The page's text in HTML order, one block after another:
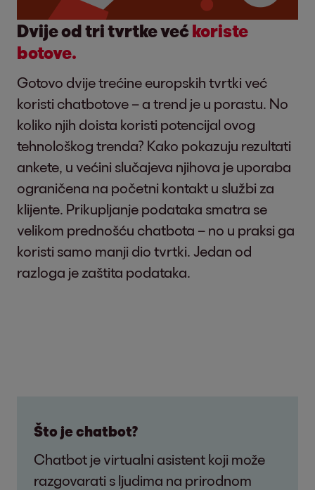
Dvije od tri tvrtke većkoriste
botove.
Gotovo dvije trećine europskih tvrtki već
koristi chatbotove – a trend je u porastu. No
koliko njih doista koristi potencijal ovog
tehnološkog trenda? Kako pokazuju rezultati
ankete, u većini slučajeva njihova je uporaba
ograničena na početni kontakt u službi za
klijente. Prikupljanje podataka smatra se
velikom prednošću chatbota – no u praksi ga
koristi samo manji dio tvrtki. Jedan od
razloga je zaštita podataka.
Što je chatbot?
Chatbot je virtualni asistent koji može
razgovarati s ljudima na prirodnom